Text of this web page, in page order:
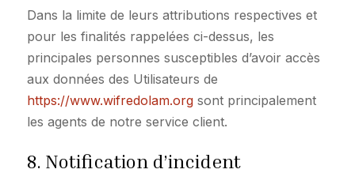
Dans la limite de leurs attributions respectives et
pour les finalités rappelées ci-dessus, les
principales personnes susceptibles d’avoir accès
aux données des Utilisateurs de
https://www.wifredolam.orgsont principalement
les agents de notre service client.
8. Notification d’incident